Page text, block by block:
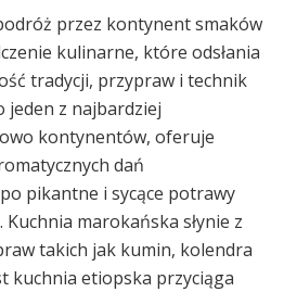
przez kontynent smaków
kulinarne, które odsłania
tradycji, przypraw i technik
jeden z najbardziej
kontynentów, oferuje
dań
pikantne i sycące potrawy
marokańska słynie z
takich jak kumin, kolendra
kuchnia etiopska przyciąga